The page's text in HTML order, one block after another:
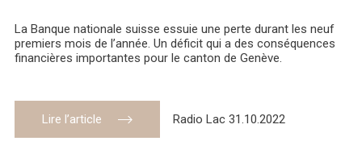
La Banque nationale suisse essuie une perte durant les neuf
premiers mois de l’année. Un déficit qui a des conséquences
financières importantes pour le canton de Genève.
Lire l’article Radio Lac 31.10.2022